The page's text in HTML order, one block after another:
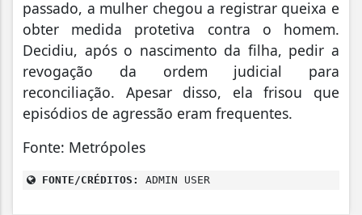
passado, a mulher chegou a registrar queixa e
obter medida protetiva contra o homem.
Decidiu, após o nascimento da filha, pedir a
revogação da ordem judicial para
reconciliação. Apesar disso, ela frisou que
episódios de agressão eram frequentes.
Fonte: Metrópoles
FONTE/CRÉDITOS: ADMIN USER